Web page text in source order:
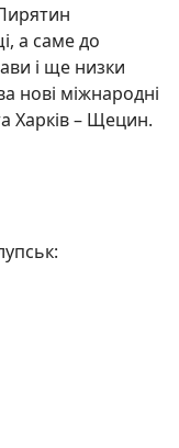
а саме до
і ще низки
нові міжнародні
Харків – Щецин.